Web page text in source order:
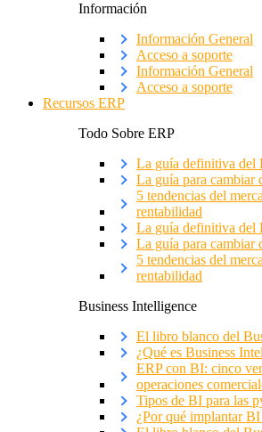
Información
Información General
Acceso a soporte
Información General
Acceso a soporte
Recursos ERP
Todo Sobre ERP
La guía definitiva del
La guía para cambiar
5 tendencias del
rentabilidad
La guía definitiva del
La guía para cambiar
5 tendencias del
rentabilidad
Business Intelligence
El libro blanco del
¿Qué es Business
ERP con BI: cinco
operaciones
Tipos de BI para las
¿Por qué implantar